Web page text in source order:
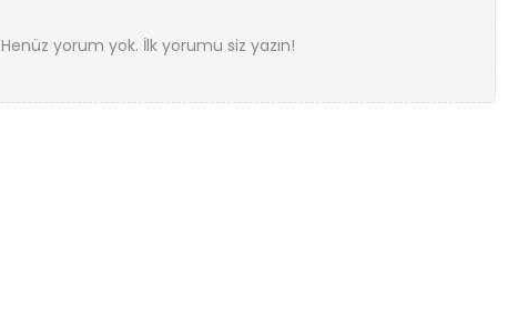
Henüz yorum yok. İlk yorumu siz yazın!